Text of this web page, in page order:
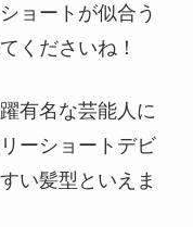
ョートが似合う
くださいね！
有名な芸能人に
ーショートデビ
い髪型といえま